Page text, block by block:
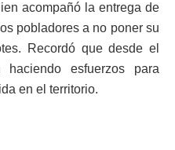
acompañó la entrega de
pobladores a no poner su
Recordó que desde el
esfuerzos para
en el territorio.